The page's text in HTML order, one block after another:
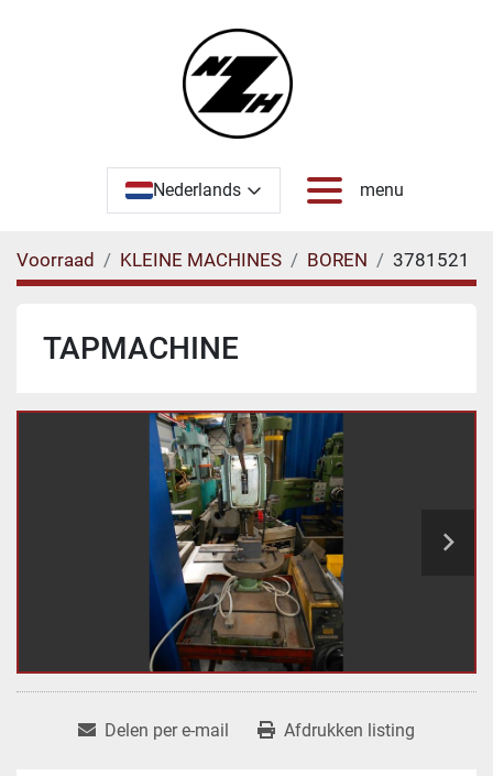
Nederlands menu
Voorraad KLEINE MACHINES BOREN 3781521
TAPMACHINE
Delen per e-mail Afdrukken listing